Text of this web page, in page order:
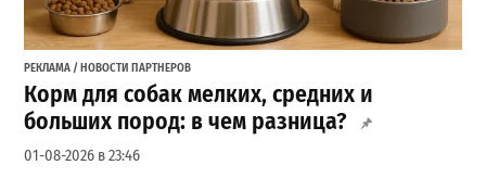
РЕКЛАМА / НОВОСТИ ПАРТНЕРОВ
Корм для собак мелких, средних и
больших пород: в чем разница?
01-08-2026 в 23:46